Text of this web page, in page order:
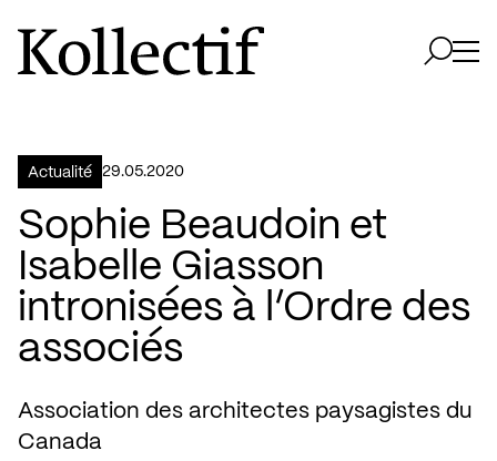
Aller à la page d'accueil
Logo Kollectif
Actualité 29.05.2020
Sophie Beaudoin et
Isabelle Giasson
intronisées à l’Ordre des
associés
Association des architectes paysagistes du
Canada